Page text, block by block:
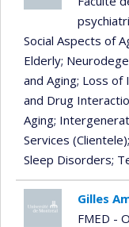
Social Aspects of
Elderly;
and Aging; Loss of
and Drug
Aging;
Services (Clientele)
Sleep Disorders;
Gilles
FMED -